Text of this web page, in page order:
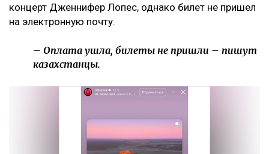
концерт Дженнифер Лопес, однако билет не пришел
на электронную почту.
– Оплата ушла, билеты не пришли – пишут
казахстанцы.